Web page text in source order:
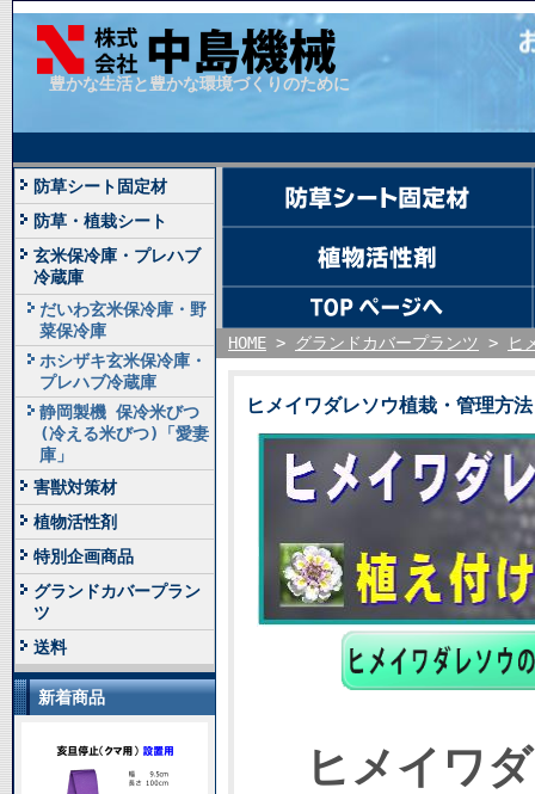
豊かな生活と豊かな環境づくりのために
防草シート固定材
防草・植栽シート
玄米保冷庫・プレハブ
冷蔵庫
だいわ玄米保冷庫・野
菜保冷庫
ホシザキ玄米保冷庫・
プレハブ冷蔵庫
静岡製機 保冷米びつ
(冷える米びつ)「愛妻
庫」
害獣対策材
植物活性剤
特別企画商品
グランドカバープラン
ツ
送料
新着商品
HOME > グランドカバープランツ > ヒ
ヒメイワダレソウ植栽・管理方法
ヒメイワ